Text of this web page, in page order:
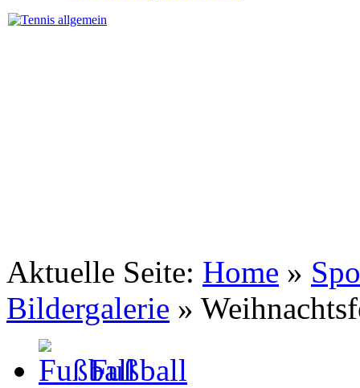
Aktuelle Seite: Home »
Bildergalerie »
Fußball